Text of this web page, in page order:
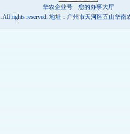
华农企业号 您的办事大厅
.All rights reserved. 地址：广州市天河区五山华南